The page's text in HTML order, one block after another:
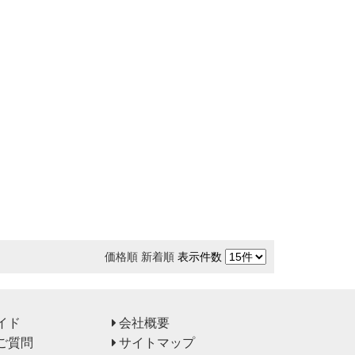
価格順 新着順 表示件数
ド
質問
会社概要
サイトマップ